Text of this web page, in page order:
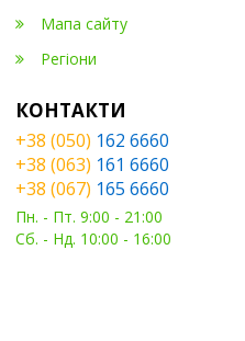
Мапа сайту
Регіони
КОНТАКТИ
+38 (050) 162 6660
+38 (063) 161 6660
+38 (067) 165 6660
Пн. - Пт. 9:00 - 21:00
Сб. - Нд. 10:00 - 16:00